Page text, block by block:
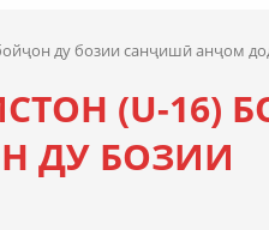
ду бозии санҷишӣ анҷом
(U-16)
ДУ БОЗИИ